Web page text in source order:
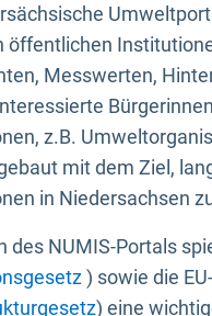
öffentlichen
Messwerten,
z.B.
mit dem Ziel,
in Niedersachsen
des NUMIS-Portals
) sowie die
) eine